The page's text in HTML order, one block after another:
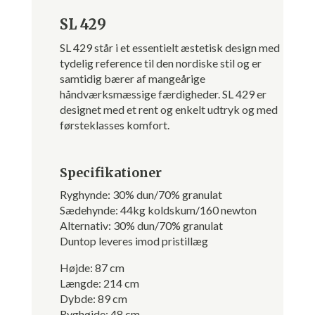
SL 429
SL 429 står i et essentielt æstetisk design med
tydelig reference til den nordiske stil og er
samtidig bærer af mangeårige
håndværksmæssige færdigheder. SL 429 er
designet med et rent og enkelt udtryk og med
førsteklasses komfort.
Specifikationer
Ryghynde: 30% dun/70% granulat
Sædehynde: 44kg koldskum/160 newton
Alternativ: 30% dun/70% granulat
Duntop leveres imod pristillæg
Højde: 87 cm
Længde: 214 cm
Dybde: 89 cm